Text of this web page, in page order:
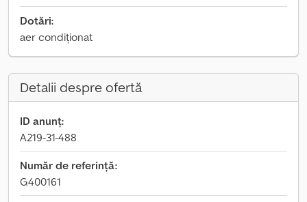
Dotări:
aer condiționat
Detalii despre ofertă
ID anunț:
A219-31-488
Număr de referință:
G400161